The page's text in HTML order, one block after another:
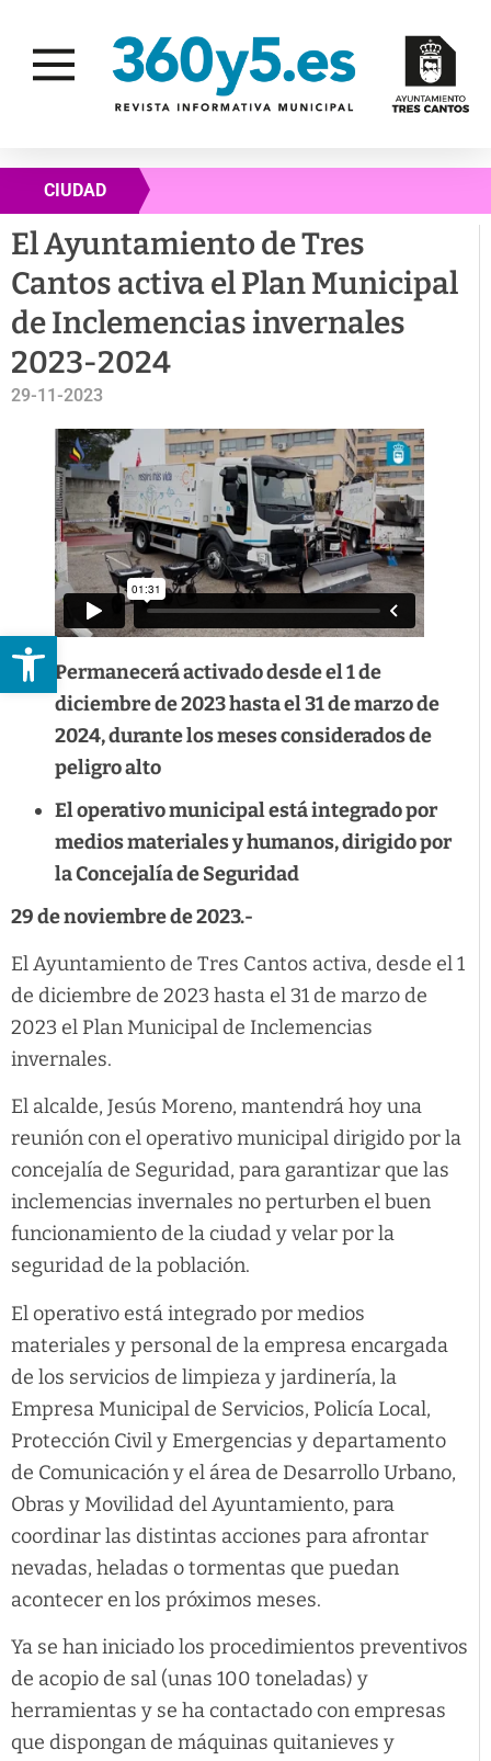
Abrir barra de herramientas
CIUDAD
El Ayuntamiento de Tres
Cantos activa el Plan Municipal
de Inclemencias invernales
2023-2024
29-11-2023
Permanecerá activado desde el 1 de
diciembre de 2023 hasta el 31 de marzo de
2024, durante los meses considerados de
peligro alto
El operativo municipal está integrado por
medios materiales y humanos, dirigido por
la Concejalía de Seguridad
29 de noviembre de 2023.-
El Ayuntamiento de Tres Cantos activa, desde el 1
de diciembre de 2023 hasta el 31 de marzo de
2023 el Plan Municipal de Inclemencias
invernales.
El alcalde, Jesús Moreno, mantendrá hoy una
reunión con el operativo municipal dirigido por la
concejalía de Seguridad, para garantizar que las
inclemencias invernales no perturben el buen
funcionamiento de la ciudad y velar por la
seguridad de la población.
El operativo está integrado por medios
materiales y personal de la empresa encargada
de los servicios de limpieza y jardinería, la
Empresa Municipal de Servicios, Policía Local,
Protección Civil y Emergencias y departamento
de Comunicación y el área de Desarrollo Urbano,
Obras y Movilidad del Ayuntamiento, para
coordinar las distintas acciones para afrontar
nevadas, heladas o tormentas que puedan
acontecer en los próximos meses.
Ya se han iniciado los procedimientos preventivos
de acopio de sal (unas 100 toneladas) y
herramientas y se ha contactado con empresas
que dispongan de máquinas quitanieves y